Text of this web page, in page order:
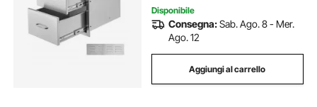
Disponibile
Consegna:Sab. Ago. 8 - Mer.
Ago. 12
Aggiungi al carrello